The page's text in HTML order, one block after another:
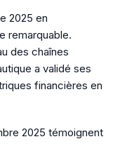
2025 en
remarquable.
des chaînes
a validé ses
financières en
2025 témoignent